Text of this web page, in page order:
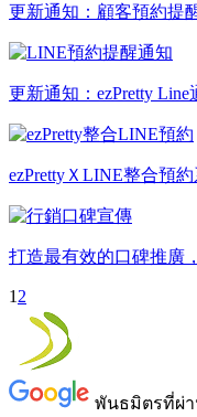
更新通知：顧客預約提
更新通知：ezPretty Line
ezPrettyＸLINE整合預
打造最有效的口碑推廣
1 2
พันธมิตรที่ผ่า